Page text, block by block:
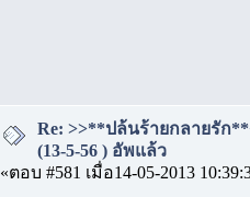
Re: >>**ปล้นร้ายกลายรัก
(13-5-56 ) อัพแล้ว
«ตอบ #581 เมื่อ14-05-2013